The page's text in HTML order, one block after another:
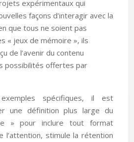
expérimentaux qui
façons d’interagir avec la
que tous ne soient pas
« jeux de mémoire », ils
de l’avenir du contenu
possibilités offertes par
spécifiques, il est
une définition plus large du
» pour inclure tout format
l’attention, stimule la rétention